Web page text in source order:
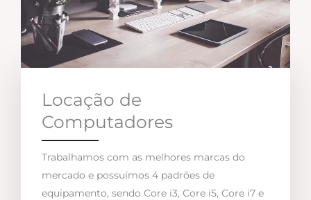
Locação de
Computadores
Trabalhamos com as melhores marcas do
mercado e possuímos 4 padrões de
equipamento, sendo Core i3, Core i5, Core i7 e